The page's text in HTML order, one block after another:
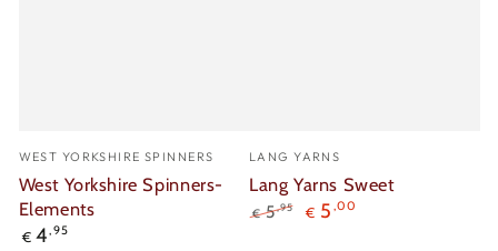
Verkäufer/in:
WEST YORKSHIRE SPINNERS
West Yorkshire Spinners-
Elements
Regulärer
€ 4,95
Verkäufer/in:
LANG YARNS
Lang Yarns Sweet
€ 5,95 € 5 ,00